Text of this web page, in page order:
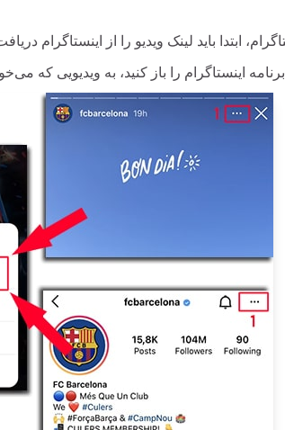
- برنامه اینستاگرام را باز کنید، به ویدیویی که